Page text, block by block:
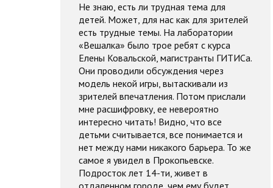
Не знаю, есть ли трудная тема для
детей. Может, для нас как для зрителей
есть трудные темы. На лаборатории
«Вешалка» было трое ребят с курса
Елены Ковальской, магистранты ГИТИСа.
Они проводили обсуждения через
модель некой игры, вытаскивали из
зрителей впечатления. Потом прислали
мне расшифровку, ее невероятно
интересно читать! Видно, что все
детьми считывается, все понимается и
нет между нами никакого барьера. То же
самое я увидел в Прокопьевске.
Подросток лет 14-ти, живет в